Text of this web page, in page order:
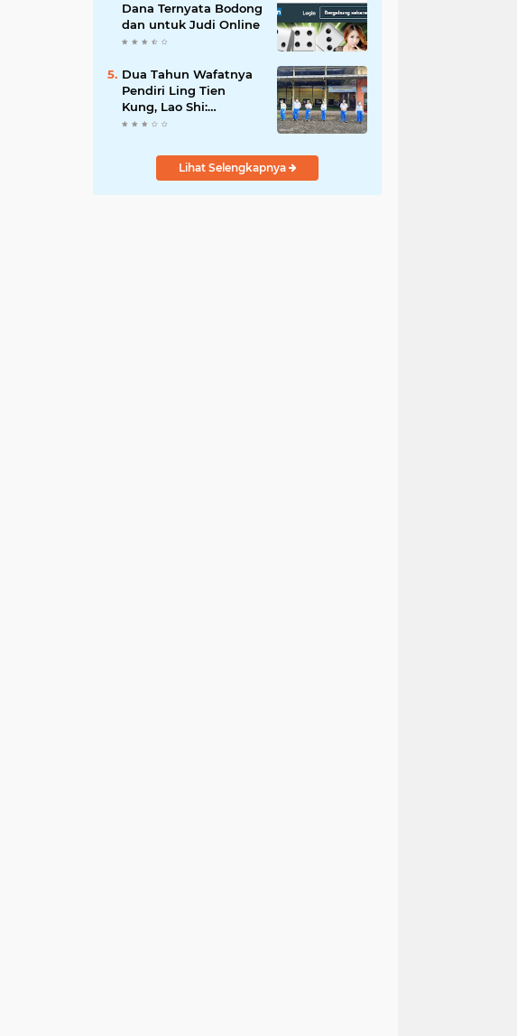
Dana Ternyata Bodong
dan untuk Judi Online
Dua Tahun Wafatnya
Pendiri Ling Tien
Kung, Lao Shi:
Amanah Harus Kita
Lihat Selengkapnya